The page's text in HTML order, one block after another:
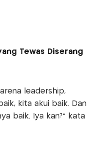
Tewas Diserang
leadership,
kita akui baik. Dan
baik. Iya kan?” kata